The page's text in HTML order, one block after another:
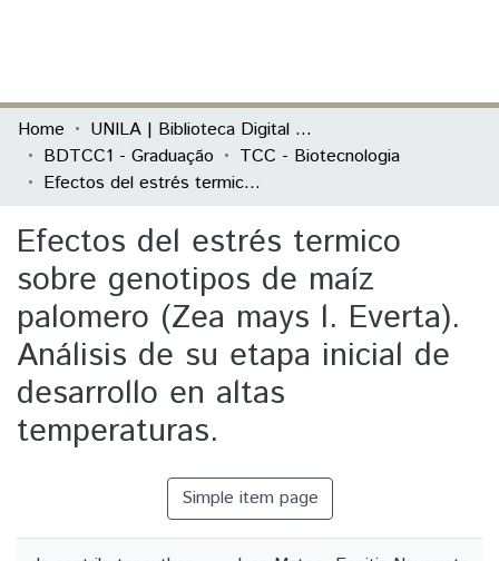
Communities & Collections
All of DSpace
Home
UNILA | Biblioteca Digital de Trabalhos de Conclusão de Curso
BDTCC1 - Graduação
TCC - Biotecnologia
Efectos del estrés termico sobre genotipos de maíz palomero (Zea mays l. Everta). Análisis de su etapa inicial de desarrollo en altas temperaturas.
Efectos del estrés termico
sobre genotipos de maíz
palomero (Zea mays l. Everta).
Análisis de su etapa inicial de
desarrollo en altas
temperaturas.
Simple item page